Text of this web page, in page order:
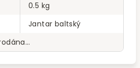
0.5 kg
Jantar baltský